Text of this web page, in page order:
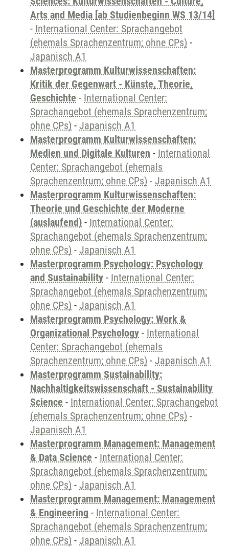
Arts and Media [ab Studienbeginn WS 13/14]
- International Center: Sprachangebot
(ehemals Sprachenzentrum; ohne CPs) -
Japanisch A1
Masterprogramm Kulturwissenschaften:
Kritik der Gegenwart - Künste, Theorie,
Geschichte - International Center:
Sprachangebot (ehemals Sprachenzentrum;
ohne CPs) - Japanisch A1
Masterprogramm Kulturwissenschaften:
Medien und Digitale Kulturen - International
Center: Sprachangebot (ehemals
Sprachenzentrum; ohne CPs) - Japanisch A1
Masterprogramm Kulturwissenschaften:
Theorie und Geschichte der Moderne
(auslaufend) - International Center:
Sprachangebot (ehemals Sprachenzentrum;
ohne CPs) - Japanisch A1
Masterprogramm Psychology: Psychology
and Sustainability - International Center:
Sprachangebot (ehemals Sprachenzentrum;
ohne CPs) - Japanisch A1
Masterprogramm Psychology: Work &
Organizational Psychology - International
Center: Sprachangebot (ehemals
Sprachenzentrum; ohne CPs) - Japanisch A1
Masterprogramm Sustainability:
Nachhaltigkeitswissenschaft - Sustainability
Science - International Center: Sprachangebot
(ehemals Sprachenzentrum; ohne CPs) -
Japanisch A1
Masterprogramm Management: Management
& Data Science - International Center:
Sprachangebot (ehemals Sprachenzentrum;
ohne CPs) - Japanisch A1
Masterprogramm Management: Management
& Engineering - International Center:
Sprachangebot (ehemals Sprachenzentrum;
ohne CPs) - Japanisch A1